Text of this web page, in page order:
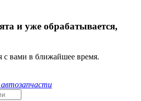
и уже обрабатывается,
с вами в ближайшее время.
автозапчасти